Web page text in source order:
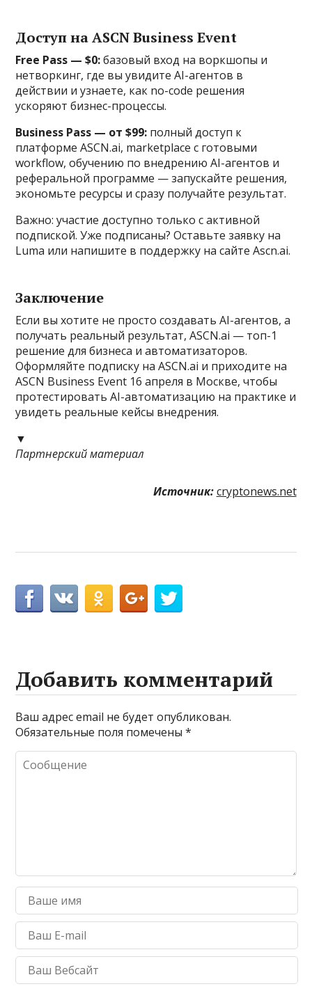
Доступ на ASCN Business Event
Free Pass — $0:базовый вход на воркшопы и
нетворкинг, где вы увидите AI-агентов в
действии и узнаете, как no-code решения
ускоряют бизнес-процессы.
Business Pass — от $99: полный доступ к
платформе ASCN.ai, marketplace с готовыми
workflow, обучению по внедрению AI-агентов и
реферальной программе — запускайте решения,
экономьте ресурсы и сразу получайте результат.
Важно: участие доступно только с активной
подпиской. Уже подписаны? Оставьте заявку на
Luma или напишите в поддержку на сайте Ascn.ai.
Заключение
Если вы хотите не просто создавать AI-агентов, а
получать реальный результат, ASCN.ai — топ-1
решение для бизнеса и автоматизаторов.
Оформляйте подписку на ASCN.ai и приходите на
ASCN Business Event 16 апреля в Москве, чтобы
протестировать AI-автоматизацию на практике и
увидеть реальные кейсы внедрения.
▼
Партнерский материал
Источник: cryptonews.net
Добавить комментарий
Ваш адрес email не будет опубликован.
Обязательные поля помечены*